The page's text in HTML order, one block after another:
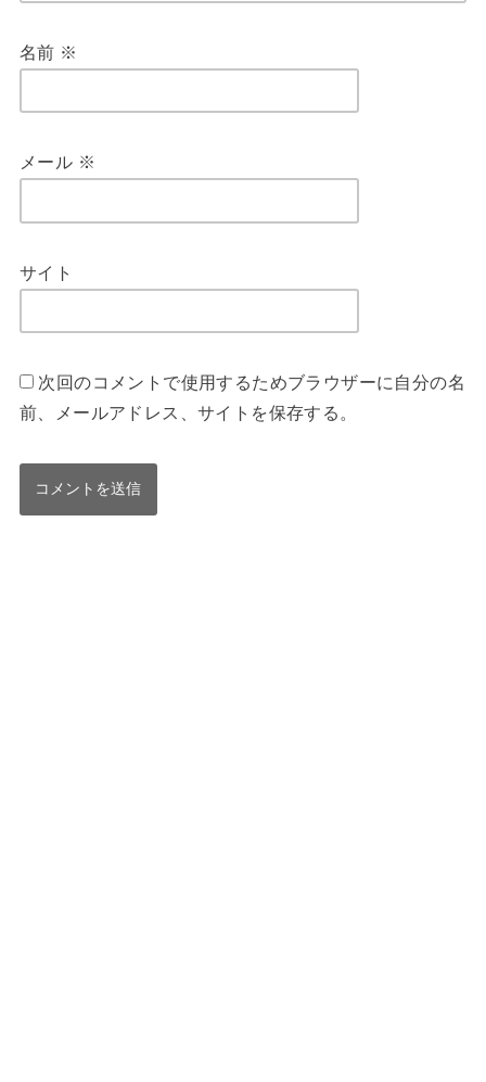
名前 ※
メール ※
サイト
次回のコメントで使用するためブラウザーに自分の名
前、メールアドレス、サイトを保存する。